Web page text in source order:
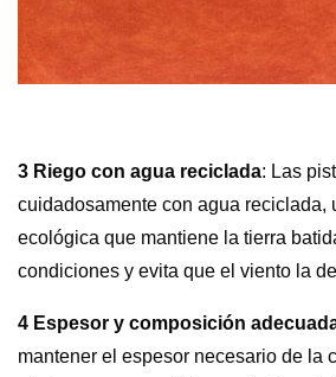
3 Riego con agua reciclada: Las
cuidadosamente con agua reciclada,
ecológica que mantiene la tierra
condiciones y evita que el viento la
4 Espesor y composición
mantener el espesor necesario de la